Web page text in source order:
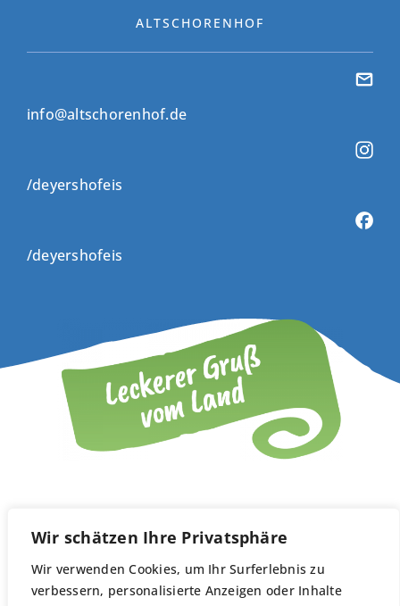
Wir schätzen Ihre Privatsphäre
Wir verwenden Cookies, um Ihr Surferlebnis zu
verbessern, personalisierte Anzeigen oder Inhalte
ALTSCHORENHOF
info@altschorenhof.de
/deyershofeis
/deyershofeis
© Deyer's Eisspezialitäten 2026